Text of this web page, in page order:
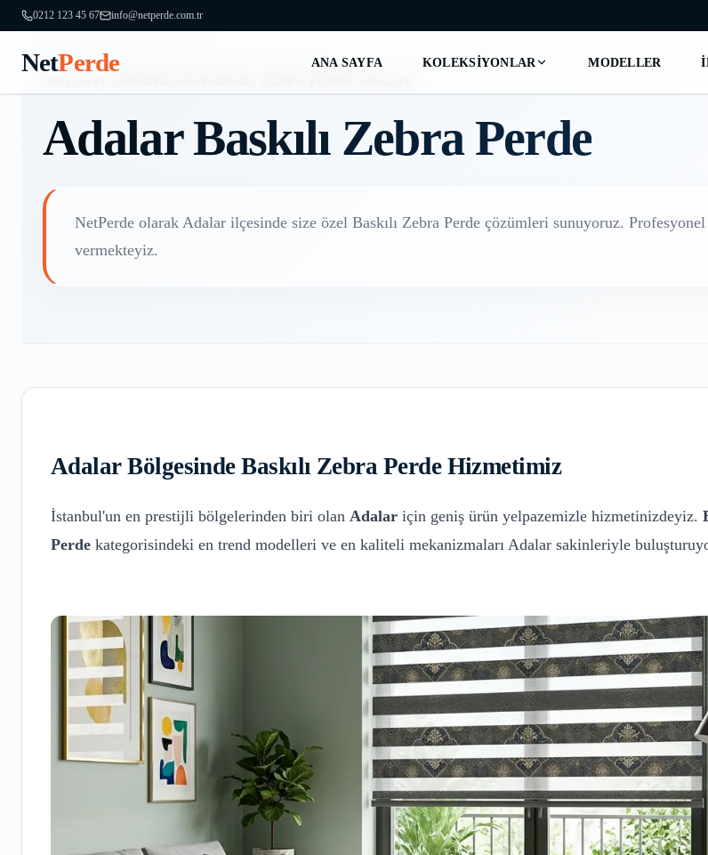
0212 123 45 67 info@netperde.com.tr
NetPerde ANA SAYFA KOLEKSIYONLAR MODELLER
Adalar Baskılı Zebra Perde
NetPerde olarak Adalar ilçesinde size özel Baskılı Zebra Perde çözümleri sunuyoruz.
vermekteyiz.
AdalarBölgesindeBaskılı Zebra PerdeHizmetimiz
İstanbul'un en prestijli bölgelerinden biri olan Adalar için geniş ürün yelpazemizle hizmetinizdeyiz.
Perde kategorisindeki en trend modelleri ve en kaliteli mekanizmaları Adalar sakinleriyle